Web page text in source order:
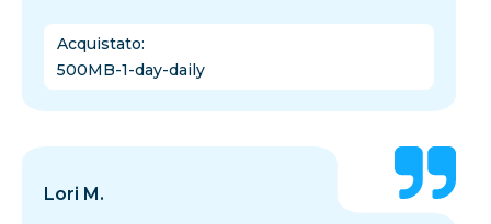
Acquistato:
500MB-1-day-daily
Lori M.